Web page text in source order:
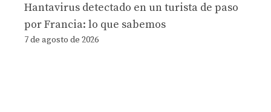
Hantavirus detectado en un turista de paso
por Francia: lo que sabemos
7 de agosto de 2026